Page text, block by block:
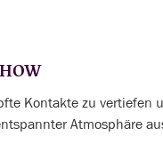
Kontakte zu vertiefen
Atmosphäre